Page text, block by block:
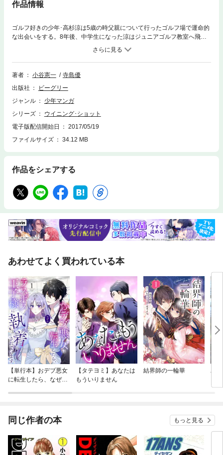
作品情報
ゴルフ好きの少年･高杉涼は5歳の時父親について行ったゴルフ場で運命的
な出会いをする。8年後、中学生になった涼はジュニアゴルフ教室へ飛び
著者 小谷憲一
寺島優
出版社
ビーグリー
ジャンル
少年マンガ
シリーズ
ウイニング･ショット
電子版配信開始日
2017/05/19
ファイルサイズ
34.12 MB
作品をシェアする
あわせてよく買われている本
【単行本】おデブ悪女
に転生したら、なぜか
【タテヨミ】あなたは
もういりません
結界師の一輪華
バ
今
同じ作者の本 もっと見る